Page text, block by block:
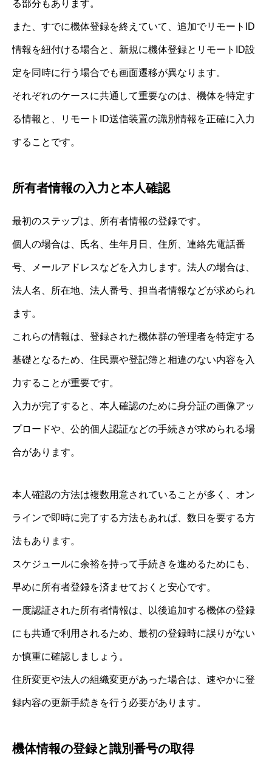
る部分もあります。
また、すでに機体登録を終えていて、追加でリモートID
情報を紐付ける場合と、新規に機体登録とリモートID設
定を同時に行う場合でも画面遷移が異なります。
それぞれのケースに共通して重要なのは、機体を特定す
る情報と、リモートID送信装置の識別情報を正確に入力
することです。
所有者情報の入力と本人確認
最初のステップは、所有者情報の登録です。
個人の場合は、氏名、生年月日、住所、連絡先電話番
号、メールアドレスなどを入力します。法人の場合は、
法人名、所在地、法人番号、担当者情報などが求められ
ます。
これらの情報は、登録された機体群の管理者を特定する
基礎となるため、住民票や登記簿と相違のない内容を入
力することが重要です。
入力が完了すると、本人確認のために身分証の画像アッ
プロードや、公的個人認証などの手続きが求められる場
合があります。
本人確認の方法は複数用意されていることが多く、オン
ラインで即時に完了する方法もあれば、数日を要する方
法もあります。
スケジュールに余裕を持って手続きを進めるためにも、
早めに所有者登録を済ませておくと安心です。
一度認証された所有者情報は、以後追加する機体の登録
にも共通で利用されるため、最初の登録時に誤りがない
か慎重に確認しましょう。
住所変更や法人の組織変更があった場合は、速やかに登
録内容の更新手続きを行う必要があります。
機体情報の登録と識別番号の取得